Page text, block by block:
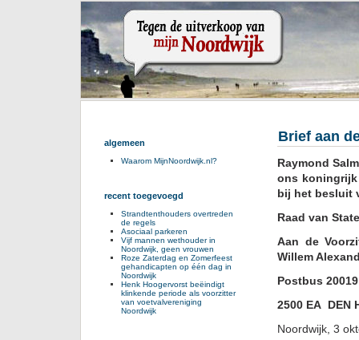
Brief aan
Raymond
ons
bij het besluit
Raad van State
Aan de
Willem
Postbus 20019
2500 EA DEN
Noordwijk, 3
algemeen
Waarom MijnNoordwijk.nl?
recent toegevoegd
Strandtenthouders overtreden
de regels
Asociaal parkeren
Vijf mannen wethouder in
Noordwijk, geen vrouwen
Roze Zaterdag en Zomerfeest
gehandicapten op één dag in
Noordwijk
Henk Hoogervorst beëindigt
klinkende periode als voorzitter
van voetvalvereniging
Noordwijk